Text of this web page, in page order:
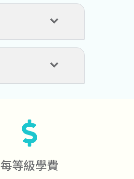
每等級學費